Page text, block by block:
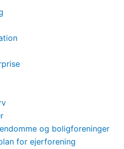
og boligforeninger
for ejerforening